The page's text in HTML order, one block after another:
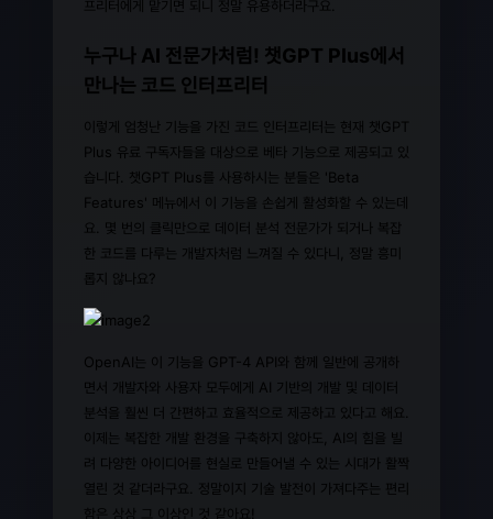
프리터에게 맡기면 되니 정말 유용하더라구요.
누구나 AI 전문가처럼! 챗GPT Plus에서
만나는 코드 인터프리터
이렇게 엄청난 기능을 가진 코드 인터프리터는 현재 챗GPT
Plus 유료 구독자들을 대상으로 베타 기능으로 제공되고 있
습니다. 챗GPT Plus를 사용하시는 분들은 'Beta
Features' 메뉴에서 이 기능을 손쉽게 활성화할 수 있는데
요. 몇 번의 클릭만으로 데이터 분석 전문가가 되거나 복잡
한 코드를 다루는 개발자처럼 느껴질 수 있다니, 정말 흥미
롭지 않나요?
OpenAI는 이 기능을 GPT-4 API와 함께 일반에 공개하
면서 개발자와 사용자 모두에게 AI 기반의 개발 및 데이터
분석을 훨씬 더 간편하고 효율적으로 제공하고 있다고 해요.
이제는 복잡한 개발 환경을 구축하지 않아도, AI의 힘을 빌
려 다양한 아이디어를 현실로 만들어낼 수 있는 시대가 활짝
열린 것 같더라구요. 정말이지 기술 발전이 가져다주는 편리
함은 상상 그 이상인 것 같아요!